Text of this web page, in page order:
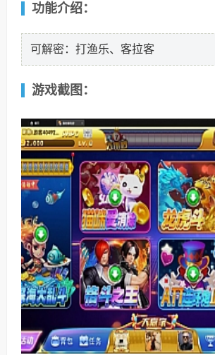
功能介绍：
可解密：打渔乐、客拉客
游戏截图：